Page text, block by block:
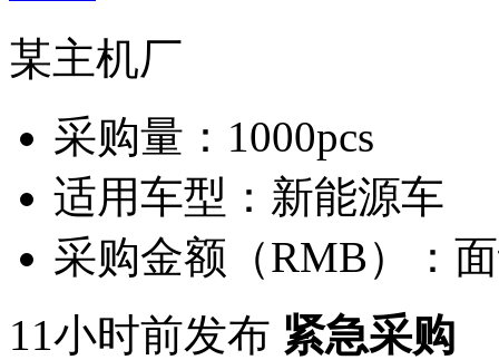
某主机厂
采购量： 1000pcs
适用车型： 新能源车
采购金额（RMB）：
11小时前发布 紧急采购